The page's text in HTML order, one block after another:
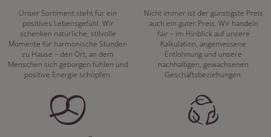
Unser Sortiment steht für ein
positives Lebensgefühl. Wir
schenken natürliche, stilvolle
Momente für harmonische Stunden
zu Hause – den Ort, an dem
Menschen sich geborgen fühlen und
positive Energie schöpfen.
Nicht immer ist der günstigste Preis
auch ein guter Preis. Wir handeln
fair – im Hinblick auf unsere
Kalkulation, angemessene
Entlohnung und unsere
nachhaltigen, gewachsenen
Geschäftsbeziehungen.